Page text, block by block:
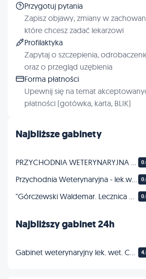
Najbliższe gabinety
Najbliższy gabinet 24h
Przygotuj pytania
Zapisz objawy, zmiany w
które chcesz zadać lekarzowi
Profilaktyka
Zapytaj o szczepienia,
oraz o przegląd uzębienia
Forma płatności
Upewnij się na temat
płatności (gotówka, karta, BLIK)